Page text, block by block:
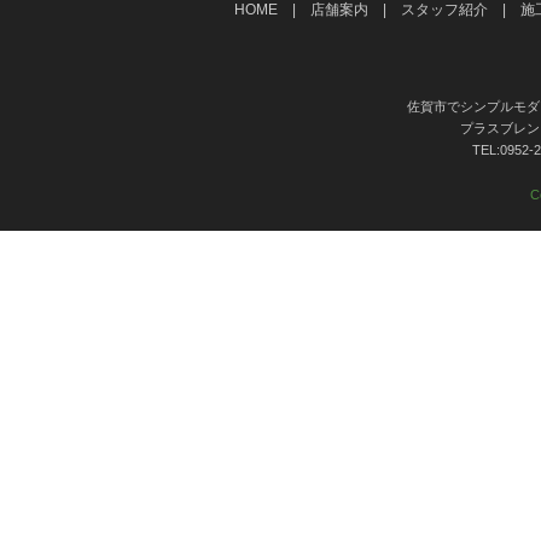
HOME| 店舗案内 スタッフ紹介| 施
佐賀市でシンプルモ
プラスブレ
TEL:0952-